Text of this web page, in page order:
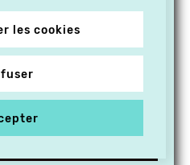
les cookies